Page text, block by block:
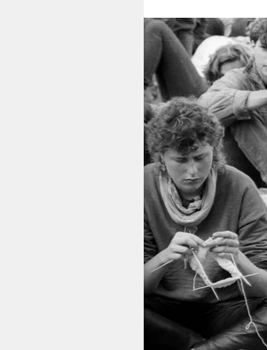
berlin
nord
wahrheit
verlag
verlag
veranstaltungen
shop
fragen & hilfe
unterstützen